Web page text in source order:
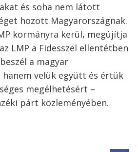
és soha nem látott
hozott Magyarországnak.
kormányra kerül, megújítja
LMP a Fidesszel ellentétben
a magyar
velük együtt és értük
megélhetésért –
párt közleményében.